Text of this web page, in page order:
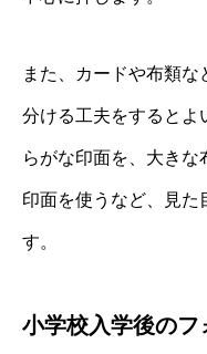
また、カードや布類
分ける工夫をするとよ
らがな印面を、大き
印面を使うなど、見た
す。
小学校入学後のフ